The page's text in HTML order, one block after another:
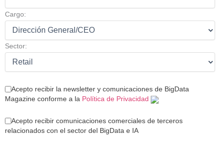
Cargo:
Sector:
Acepto recibir la newsletter y comunicaciones de BigData
Magazine conforme a la Política de Privacidad
Acepto recibir comunicaciones comerciales de terceros
relacionados con el sector del BigData e IA